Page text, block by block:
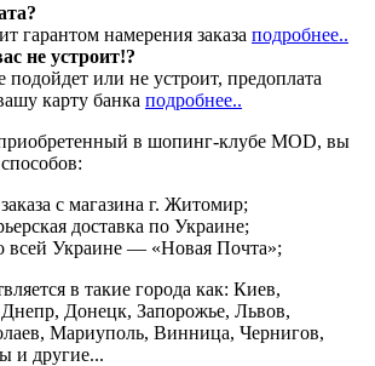
гарантом намерения заказа подробнее..
не устроит!?
подойдет или не устроит, предоплата
карту банка подробнее..
в шопинг-клубе MOD, вы
с магазина г. Житомир;
доставка по Украине;
всей Украине — «Новая Почта»;
в такие города как: Киев,
Донецк, Запорожье, Львов,
Мариуполь, Винница, Чернигов,
и другие...